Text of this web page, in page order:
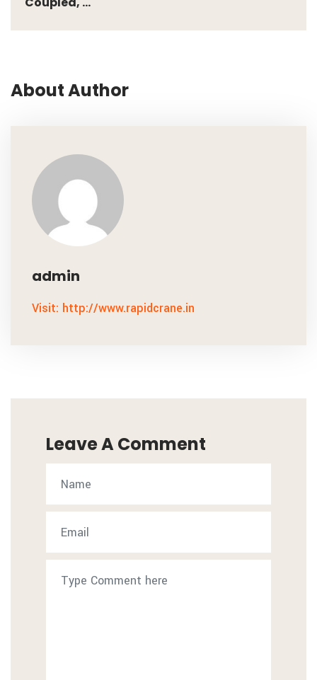
About Author
admin
Visit: http://www.rapidcrane.in
Leave A Comment